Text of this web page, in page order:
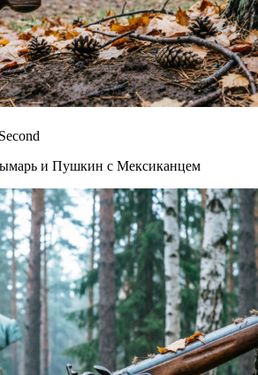
и Пушкин с Мексиканцем